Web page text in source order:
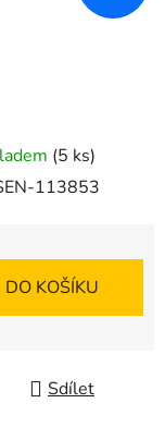
(5 ks)
113853
DO KOŠÍKU
Sdílet